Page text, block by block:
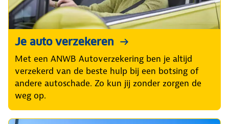
Je auto verzekeren
Met een ANWB Autoverzekering ben je altijd
verzekerd van de beste hulp bij een botsing of
andere autoschade. Zo kun jij zonder zorgen de
weg op.